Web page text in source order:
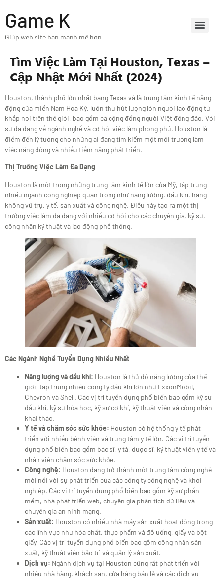
Game K
Giúp web site bạn mạnh mẽ hơn
Tìm Việc Làm Tại Houston, Texas –
Cập Nhật Mới Nhất (2024)
Houston, thành phố lớn nhất bang Texas và là trung tâm kinh tế năng
động của miền Nam Hoa Kỳ, luôn thu hút lượng lớn người lao động từ
khắp nơi trên thế giới, bao gồm cả cộng đồng người Việt đông đảo. Với
sự đa dạng về ngành nghề và cơ hội việc làm phong phú, Houston là
điểm đến lý tưởng cho những ai đang tìm kiếm một môi trường làm
việc năng động và nhiều tiềm năng phát triển.
Thị Trường Việc Làm Đa Dạng
Houston là một trong những trung tâm kinh tế lớn của Mỹ, tập trung
nhiều ngành công nghiệp quan trọng như năng lượng, dầu khí, hàng
không vũ trụ, y tế, sản xuất và công nghệ. Điều này tạo ra một thị
trường việc làm đa dạng với nhiều cơ hội cho các chuyên gia, kỹ sư,
công nhân kỹ thuật và lao động phổ thông.
Các Ngành Nghề Tuyển Dụng Nhiều Nhất
Năng lượng và dầu khí: Houston là thủ đô năng lượng của thế
giới, tập trung nhiều công ty dầu khí lớn như ExxonMobil,
Chevron và Shell. Các vị trí tuyển dụng phổ biến bao gồm kỹ sư
dầu khí, kỹ sư hóa học, kỹ sư cơ khí, kỹ thuật viên và công nhân
khai thác.
Y tế và chăm sóc sức khỏe: Houston có hệ thống y tế phát
triển với nhiều bệnh viện và trung tâm y tế lớn. Các vị trí tuyển
dụng phổ biến bao gồm bác sĩ, y tá, dược sĩ, kỹ thuật viên y tế và
nhân viên chăm sóc sức khỏe.
Công nghệ: Houston đang trở thành một trung tâm công nghệ
mới nổi với sự phát triển của các công ty công nghệ và khởi
nghiệp. Các vị trí tuyển dụng phổ biến bao gồm kỹ sư phần
mềm, nhà phát triển web, chuyên gia phân tích dữ liệu và
chuyên gia an ninh mạng.
Sản xuất: Houston có nhiều nhà máy sản xuất hoạt động trong
các lĩnh vực như hóa chất, thực phẩm và đồ uống, giấy và bột
giấy. Các vị trí tuyển dụng phổ biến bao gồm công nhân sản
xuất, kỹ thuật viên bảo trì và quản lý sản xuất.
Dịch vụ: Ngành dịch vụ tại Houston cũng rất phát triển với
nhiều nhà hàng, khách sạn, cửa hàng bán lẻ và các dịch vụ